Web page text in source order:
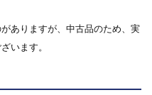
ありますが、中古品のため、実
います。